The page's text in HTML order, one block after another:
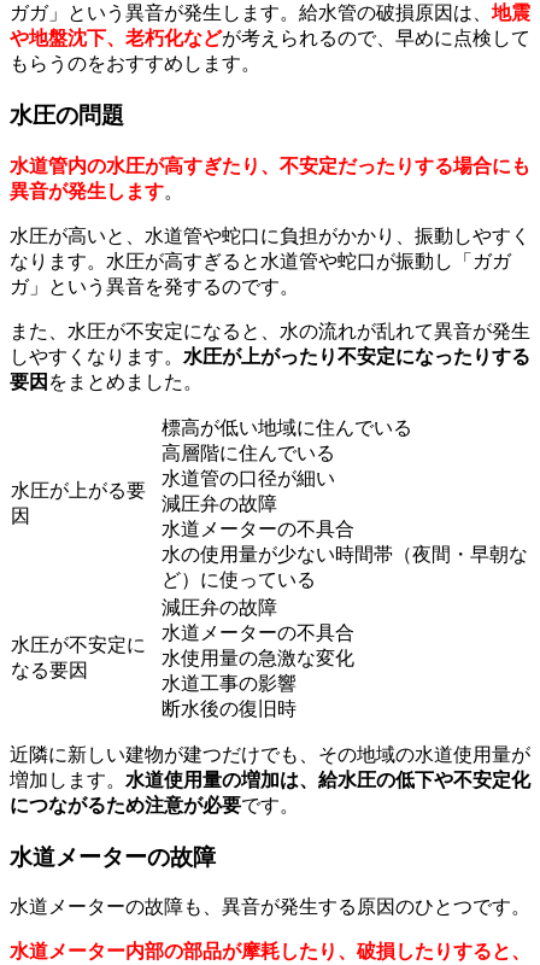
ガガ」という異音が発生します。給水管の破損原因は、 地震
や地盤沈下、老朽化などが考えられるので、早めに点検して
もらうのをおすすめします。
水圧の問題
水道管内の水圧が高すぎたり、不安定だったりする場合にも
異音が発生します。
水圧が高いと、水道管や蛇口に負担がかかり、振動しやすく
なります。水圧が高すぎると水道管や蛇口が振動し「ガガ
ガ」という異音を発するのです。
また、水圧が不安定になると、水の流れが乱れて異音が発生
しやすくなります。 水圧が上がったり不安定になったりする
要因 をまとめました。
水圧が上がる要
因
標高が低い地域に住んでいる
高層階に住んでいる
水道管の口径が細い
減圧弁の故障
水道メーターの不具合
水の使用量が少ない時間帯（夜間・早朝な
ど）に使っている
水圧が不安定に
なる要因
減圧弁の故障
水道メーターの不具合
水使用量の急激な変化
水道工事の影響
断水後の復旧時
近隣に新しい建物が建つだけでも、その地域の水道使用量が
増加します。 水道使用量の増加は、給水圧の低下や不安定化
につながるため注意が必要です。
水道メーターの故障
水道メーターの故障も、異音が発生する原因のひとつです。
水道メーター内部の部品が摩耗したり、破損したりすると、